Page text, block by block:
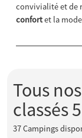
convivialité et de
confortet la
Tous
classés
37Campings